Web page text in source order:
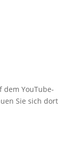
dem YouTube-
Sie sich dort